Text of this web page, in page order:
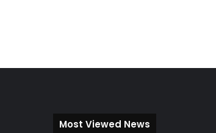
Most Viewed News